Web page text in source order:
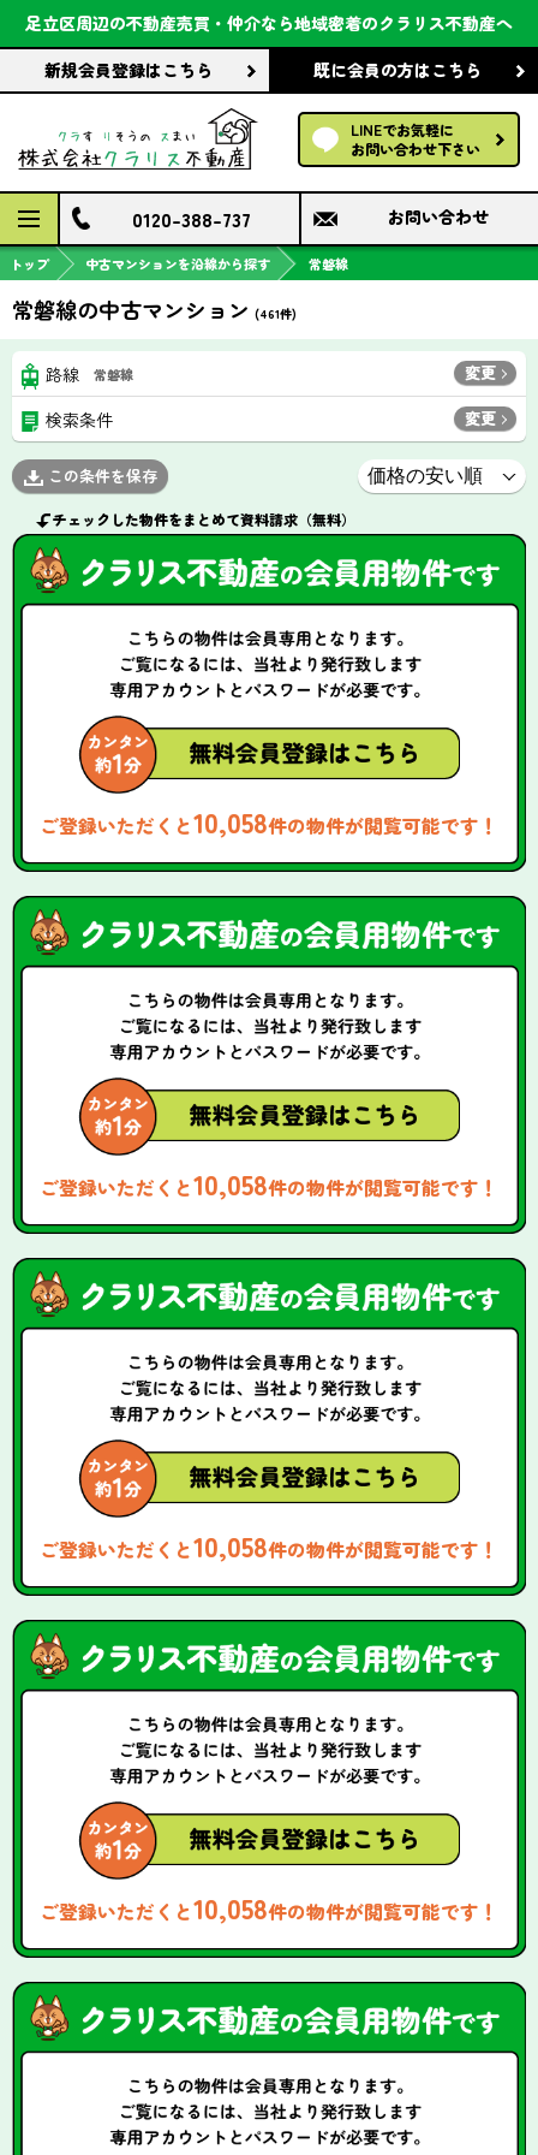
足立区周辺の不動産売買・仲介なら地域密着のクラリス不動産へ
新規会員登録はこちら 既に会員の方はこちら
LINEでお気軽に
お問い合わせ下さい
会社案内
前回の履歴で探す
保存した条件で探す
検討中の物件
0120-388-737 お問い合わせ
トップ 中古マンションを沿線から探す 常磐線
常磐線の中古マンション (461件)
路線 常磐線 変更
検索条件 変更
この条件を保存
チェックした物件をまとめて資料請求（無料）
ご登録いただくと10,058件の物件が閲覧可能です！
ご登録いただくと10,058件の物件が閲覧可能です！
ご登録いただくと10,058件の物件が閲覧可能です！
ご登録いただくと10,058件の物件が閲覧可能です！